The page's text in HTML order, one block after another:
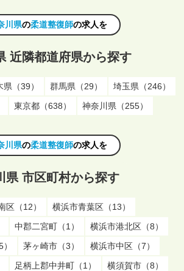
川県の柔道整復師の求人を
近隣都道府県から探す
県（39） 群馬県（29）
埼玉県（246）
東京都（638） 神奈川県（255）
川県の柔道整復師の求人を
県 市区町村から探す
区（12）
横浜市青葉区（13）
中郡二宮町（1）
横浜市港北区（8）
茅ヶ崎市（3）
横浜市中区（7）
足柄上郡中井町（1）
横須賀市（8）